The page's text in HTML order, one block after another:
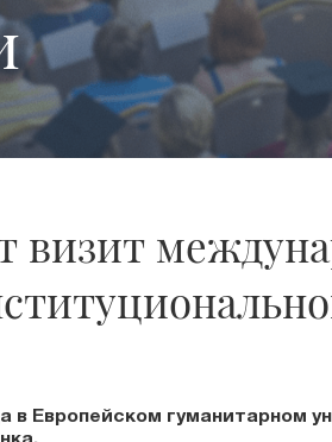
визит
в Европейском гуманитарном